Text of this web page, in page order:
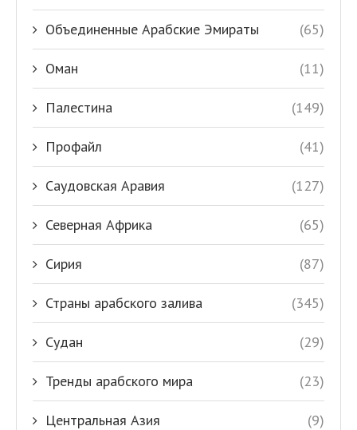
Объединенные Арабские Эмираты (65)
Оман (11)
Палестина (149)
Профайл (41)
Саудовская Аравия (127)
Северная Африка (65)
Сирия (87)
Страны арабского залива (345)
Судан (29)
Тренды арабского мира (23)
Центральная Азия (9)